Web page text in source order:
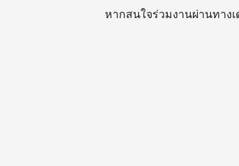
หากสนใจร่วมงานผ่านทาง